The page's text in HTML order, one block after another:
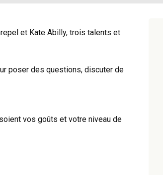
et Kate Abilly, trois talents et
poser des questions, discuter de
vos goûts et votre niveau de